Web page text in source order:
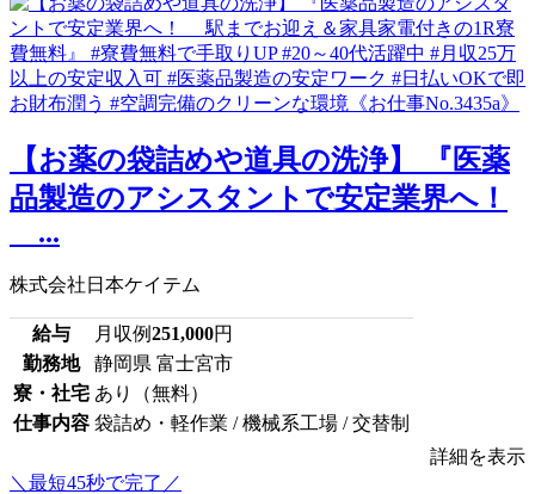
【お薬の袋詰めや道具の洗浄】 『医薬
品製造のアシスタントで安定業界へ！
...
株式会社日本ケイテム
給与 月収例251,000円
勤務地
静岡県 富士宮市
寮・社宅 あり（無料）
仕事内容 袋詰め・軽作業 / 機械系工場 / 交替制
詳細を表示
＼最短45秒で完了／